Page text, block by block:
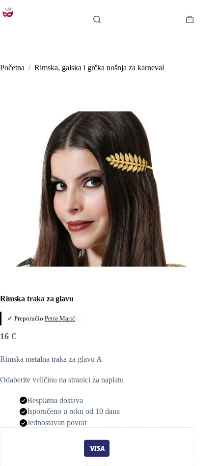
na
Košarica
Početna / Rimska, galska i grčka nošnja za karneval
Rimska traka za glavu
✓ Preporučio Petra Marić
16 €
Rimska metalna traka za glavu A
Odaberite veličinu na stranici za naplatu
Besplatna dostava
Isporučeno u roku od 10 dana
Jednostavan povrat